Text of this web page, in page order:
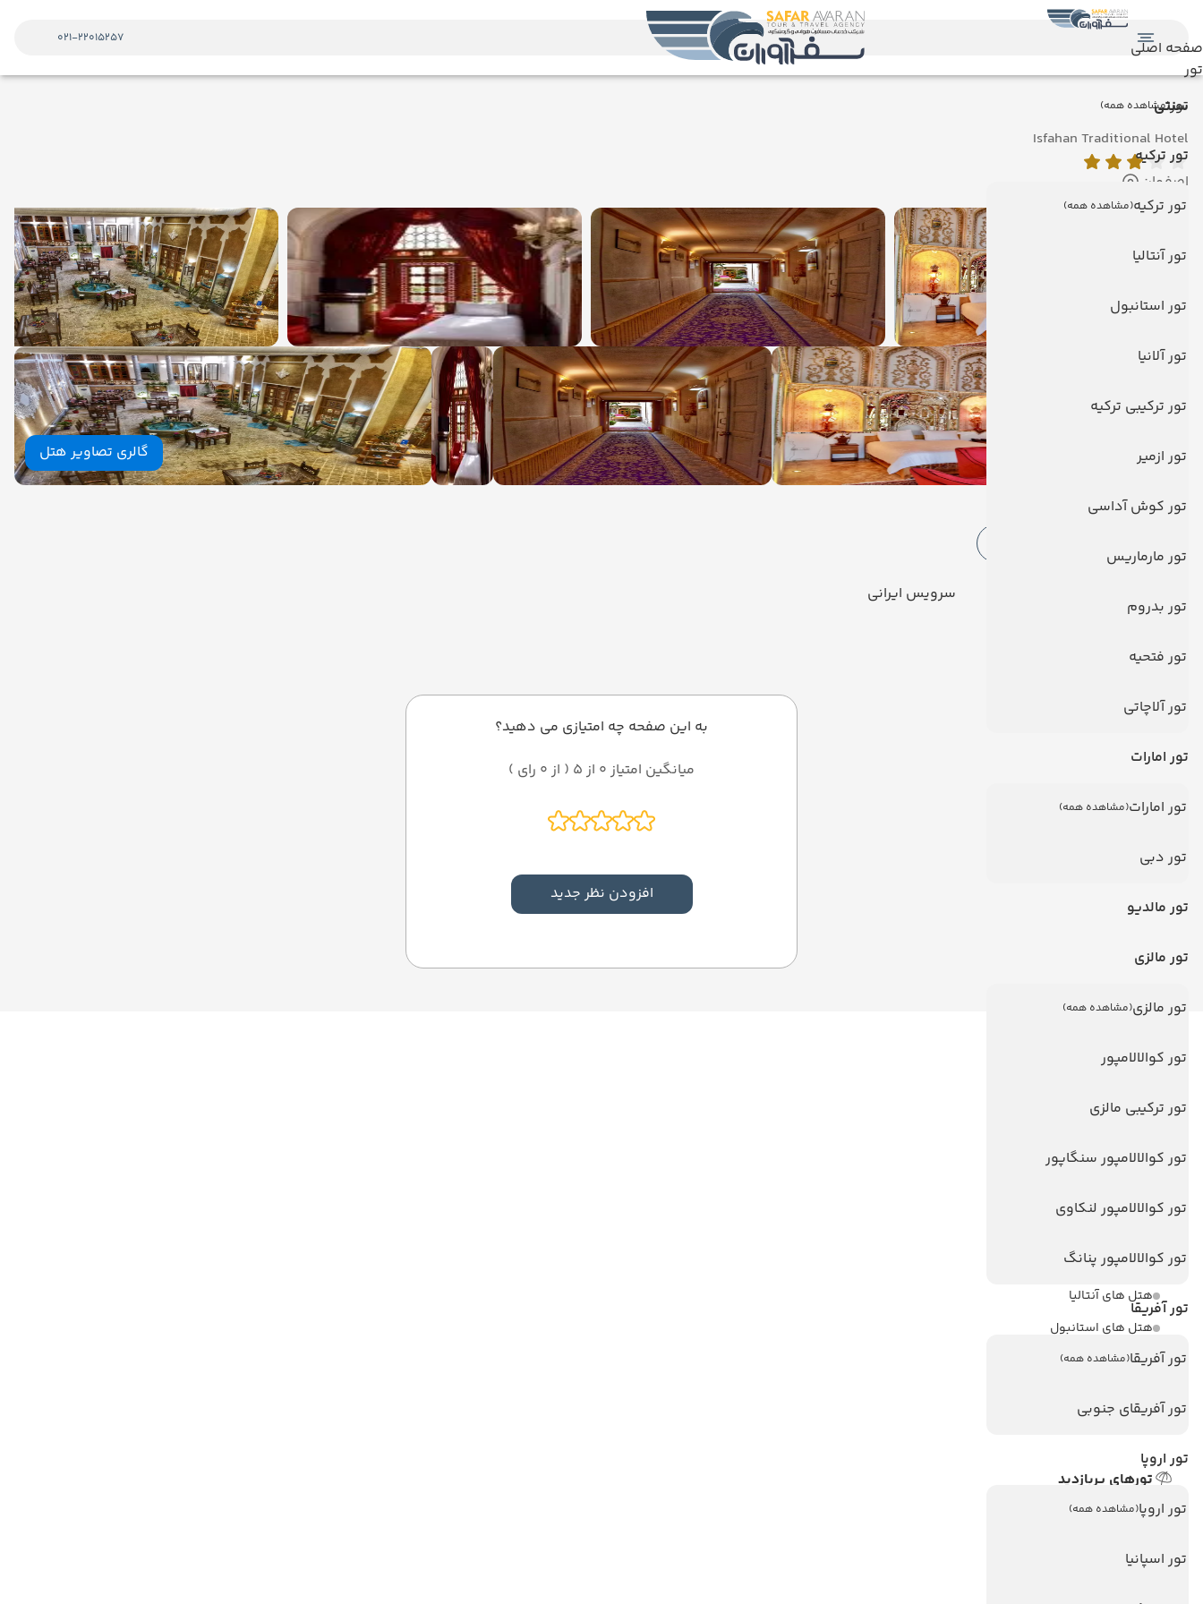
صفحه اصلی
تور
تور(مشاهده همه)
تور ترکیه
تور ترکیه(مشاهده همه)
تور آنتالیا
تور استانبول
تور آلانیا
تور ترکیبی ترکیه
تور ازمیر
تور کوش آداسی
تور مارماریس
تور بدروم
تور فتحیه
تور آلاچاتی
تور امارات
تور امارات(مشاهده همه)
تور دبی
تور مالدیو
تور مالزی
تور مالزی(مشاهده همه)
تور کوالالامپور
تور ترکیبی مالزی
تور کوالالامپور سنگاپور
تور کوالالامپور لنکاوی
تور کوالالامپور پنانگ
تور آفریقا
تور آفریقا(مشاهده همه)
تور آفریقای جنوبی
تور اروپا
تور اروپا(مشاهده همه)
تور اسپانیا
021-22015257
سنتی
Isfahan Traditional Hotel
اصفهان
گالری تصاویر هتل
امکانات هتل
پارکینگ
سرویس ایرانی
دیدگاه کاربران
به این صفحه چه امتیازی می دهید؟
میانگین امتیاز 0 از 5 ( از 0 رای )
افزودن نظر جدید
لینک های مفید
ویزا کانادا
درباره ما
مجله گردشگری
هتل های پر بازدید
هتل های آنتالیا
هتل های استانبول
هتل های تایلند
تورهای پربازدید
تور استانبول
تور پوکت